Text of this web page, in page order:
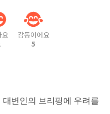
요
감동이에요
5
변인의 브리핑에 우려를